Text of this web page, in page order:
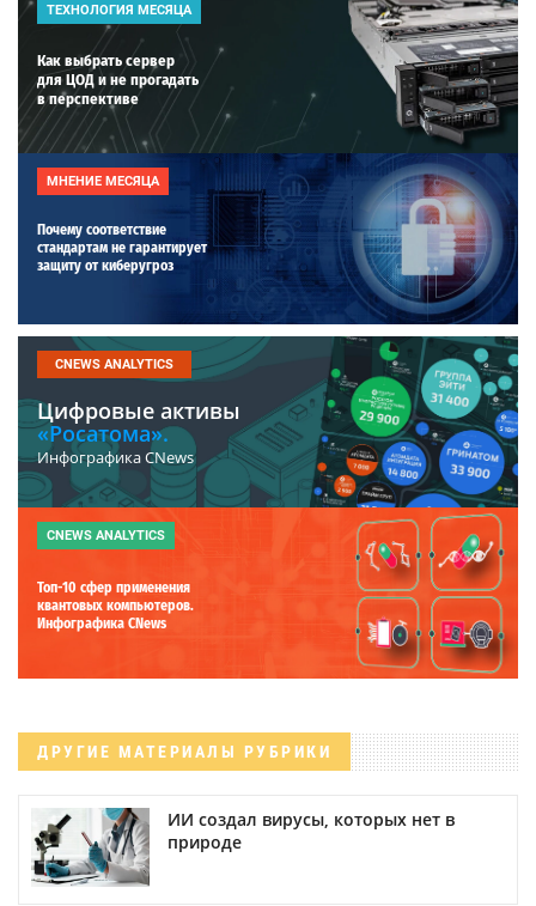
ТЕХНОЛОГИЯ МЕСЯЦА
Как выбрать сервер
для ЦОД и не прогадать
в перспективе
МНЕНИЕ МЕСЯЦА
Почему соответствие
стандартам не гарантирует
защиту от киберугроз
CNEWS ANALYTICS
Цифровые активы
«Росатома».
Инфографика CNews
CNEWS ANALYTICS
Топ-10 сфер применения
квантовых компьютеров.
Инфографика CNews
ДРУГИЕ МАТЕРИАЛЫ РУБРИКИ
ИИ создал вирусы, которых нет в
природе